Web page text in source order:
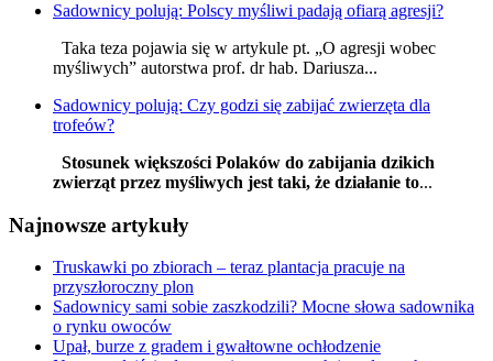
Sadownicy polują: Polscy myśliwi padają ofiarą agresji?
Taka teza pojawia się w artykule pt. „O agresji wobec
myśliwych” autorstwa prof. dr hab. Dariusza...
Sadownicy polują: Czy godzi się zabijać zwierzęta dla
trofeów?
Stosunek większości Polaków do zabijania dzikich
zwierząt przez myśliwych jest taki, że działanie to...
Najnowsze artykuły
Truskawki po zbiorach – teraz plantacja pracuje na
przyszłoroczny plon
Sadownicy sami sobie zaszkodzili? Mocne słowa sadownika
o rynku owoców
Upał, burze z gradem i gwałtowne ochłodzenie